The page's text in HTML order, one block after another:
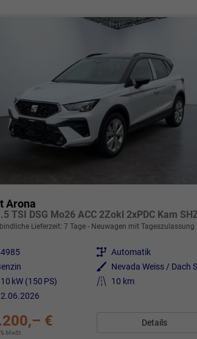
Arona
Lieferzeit: 7 Tage Neuwagen mit Tageszulassung
Getriebe Automatik
Außenfarbe
kW (150 PS) Kilometerstand
10 km
€
MwSt.
Details